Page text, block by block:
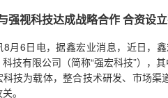
强视科技达成战略合作 合资设
8月6日电，据鑫宏业消息，近日，
科技有限公司（简称“强宏科技”）
科技为载体，整合技术研发、市场
。